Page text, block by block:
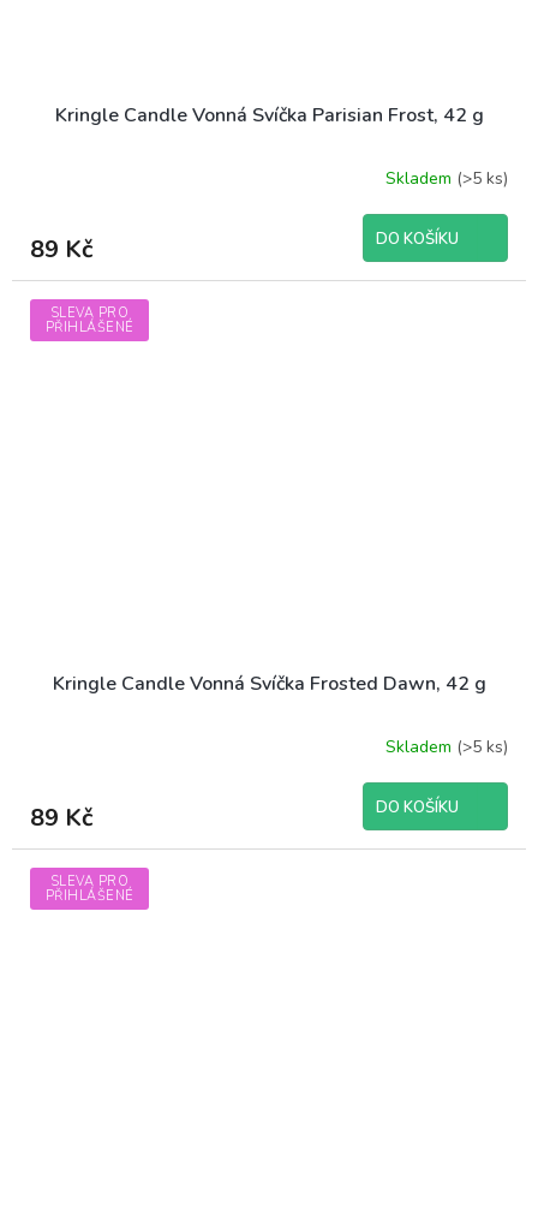
Kringle Candle Vonná Svíčka Parisian Frost, 42 g
Skladem (>5 ks)
89 Kč DO KOŠÍKU
SLEVA PRO
PŘIHLÁŠENÉ
Kringle Candle Vonná Svíčka Frosted Dawn, 42 g
Skladem (>5 ks)
89 Kč DO KOŠÍKU
SLEVA PRO
PŘIHLÁŠENÉ